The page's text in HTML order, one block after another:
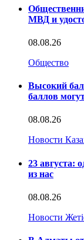
МВД и
08.08.26
Общество
Высокий
баллов
08.08.26
Новости
23 августа:
из нас
08.08.26
Новости